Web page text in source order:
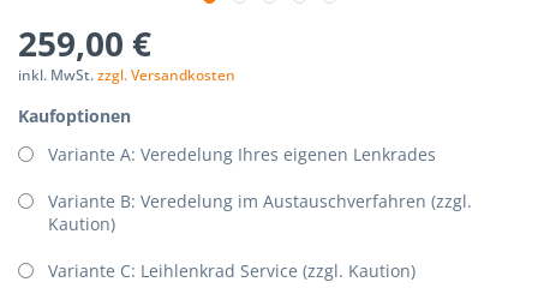
259,00 €
inkl. MwSt.zzgl. Versandkosten
Kaufoptionen
Variante A: Veredelung Ihres eigenen Lenkrades
Variante B: Veredelung im Austauschverfahren (zzgl.
Kaution)
Variante C: Leihlenkrad Service (zzgl. Kaution)